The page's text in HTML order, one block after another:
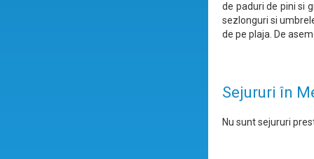
de paduri de pini si
sezlonguri si
de pe plaja. De
Sejururi în
Nu sunt sejururi